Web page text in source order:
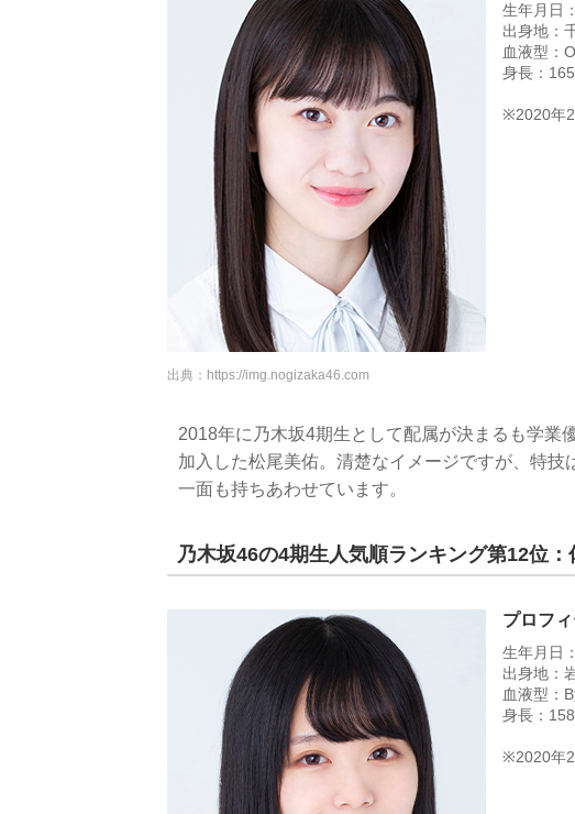
生年月日
出身地：
血液型：
身長：
※2020年2
出典： https://img.nogizaka46.com
2018年に乃木坂4期生として配属が決まるも学業
加入した松尾美佑。清楚なイメージですが、特
一面も持ちあわせています。
乃木坂46の4期生人気順ランキング第12位：
プロフ
生年月日
出身地：
血液型：
身長：
※2020年2